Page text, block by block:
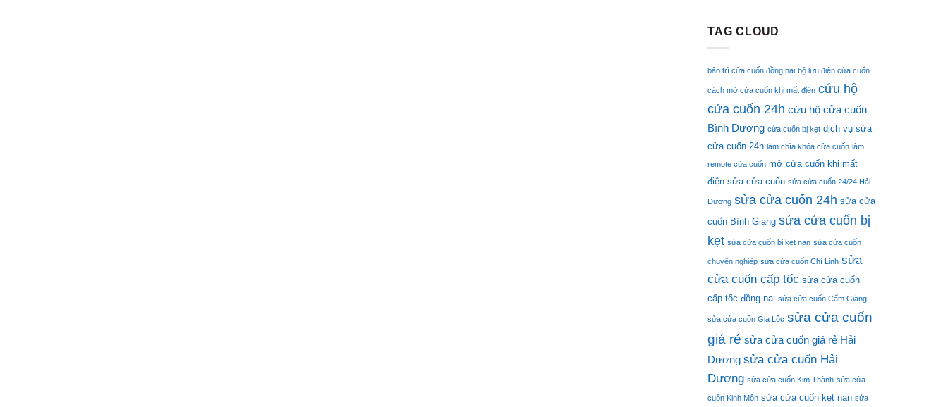
cách
điện
TAG CLOUD
bảo trì cửa cuốn đồng nai bộ lưu điện cửa cuốn
cách mở cửa cuốn khi mất điện cứu hộ
cửa cuốn 24h cứu hộ cửa cuốn
Bình Dương cửa cuốn bị kẹt dịch vụ sửa
cửa cuốn 24h làm chìa khóa cửa cuốn làm
remote cửa cuốn mở cửa cuốn khi mất
điện sửa cửa cuốn sửa cửa cuốn 24/24 Hải
Dương sửa cửa cuốn 24h sửa cửa
cuốn Bình Giang sửa cửa cuốn bị
kẹt sửa cửa cuốn bị kẹt nan sửa cửa cuốn
chuyên nghiệp sửa cửa cuốn Chí Linh sửa
cửa cuốn cấp tốc sửa cửa cuốn
cấp tốc đồng nai sửa cửa cuốn Cẩm Giàng
sửa cửa cuốn Gia Lộc sửa cửa cuốn
giá rẻ sửa cửa cuốn giá rẻ Hải
Dương sửa cửa cuốn Hải
Dương sửa cửa cuốn Kim Thành sửa cửa
cuốn Kinh Môn sửa cửa cuốn kẹt nan sửa